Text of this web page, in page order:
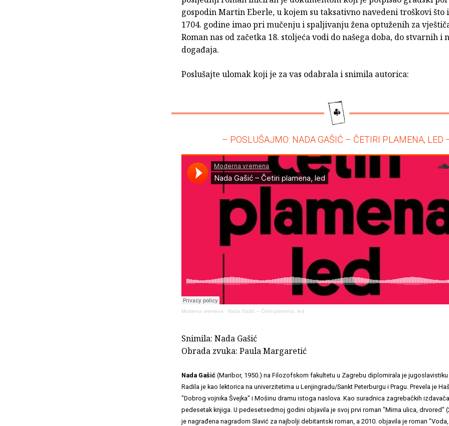
gospodin Martin Eberle, u kojem su taksativno navedeni troškovi što
1704. godine imao pri mučenju i spaljivanju žena optuženih za
Roman nas od začetka 18. stoljeća vodi do našega doba, do stvarnih i
događaja.
Poslušajte ulomak koji je za vas odabrala i snimila autorica:
– POSLUŠAJMO: NADA GAŠIĆ – ČETIRI PLAMENA, LED
Moderna vremena · Nada Gašić – Četiri plamena, led
Snimila: Nada Gašić
Obrada zvuka: Paula Margaretić
Nada Gašić (Maribor, 1950.) na Filozofskom fakultetu u Zagrebu diplomirala je
Radila je kao lektorica na univerzitetima u Lenjingradu/Sankt Peterburgu i Pragu. Prevela je
"Dobrog vojnika Švejka" i Mošinu dramu istoga naslova. Kao suradnica zagrebačkih
pedesetak knjiga. U pedesetsedmoj godini objavila je svoj prvi roman "Mirna ulica, drvored"
je nagrađena nagradom Slavić za najbolji debitantski roman, a 2010. objavila je roman